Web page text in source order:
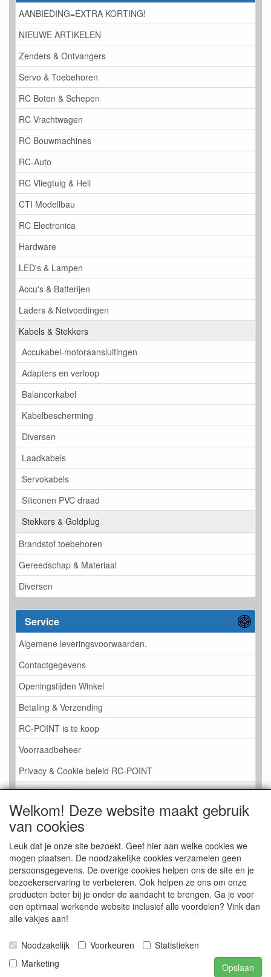
AANBIEDING=EXTRA KORTING!
NIEUWE ARTIKELEN
Zenders & Ontvangers
Servo & Toebehoren
RC Boten & Schepen
RC Vrachtwagen
RC Bouwmachines
RC-Auto
RC Vliegtuig & Heli
CTI Modellbau
RC Electronica
Hardware
LED's & Lampen
Accu's & Batterijen
Laders & Netvoedingen
Kabels & Stekkers
Accukabel-motoraansluitingen
Adapters en verloop
Balancerkabel
Kabelbescherming
Diversen
Laadkabels
Servokabels
Siliconen PVC draad
Stekkers & Goldplug
Brandstof toebehoren
Gereedschap & Materiaal
Diversen
Service
Algemene leveringsvoorwaarden.
Contactgegevens
Openingstijden Winkel
Betaling & Verzending
RC-POINT is te koop
Voorraadbeheer
Privacy & Cookie beleid RC-POINT
LINK PAGINA
Gastenboek RC-POINT
Kijkje in de Winkel
Welkom! Deze website maakt gebruik
van cookies
Leuk dat je onze site bezoekt. Geef hier aan welke cookies we
mogen plaatsen. De noodzakelijke cookies verzamelen geen
persoonsgegevens. De overige cookies helpen ons de site en je
bezoekerservaring te verbeteren. Ook helpen ze ons om onze
producten beter bij je onder de aandacht te brengen. Ga je voor
een optimaal werkende website inclusief alle voordelen? Vink dan
alle vakjes aan!
Noodzakelijk Voorkeuren
Statistieken
Marketing
Opslaan